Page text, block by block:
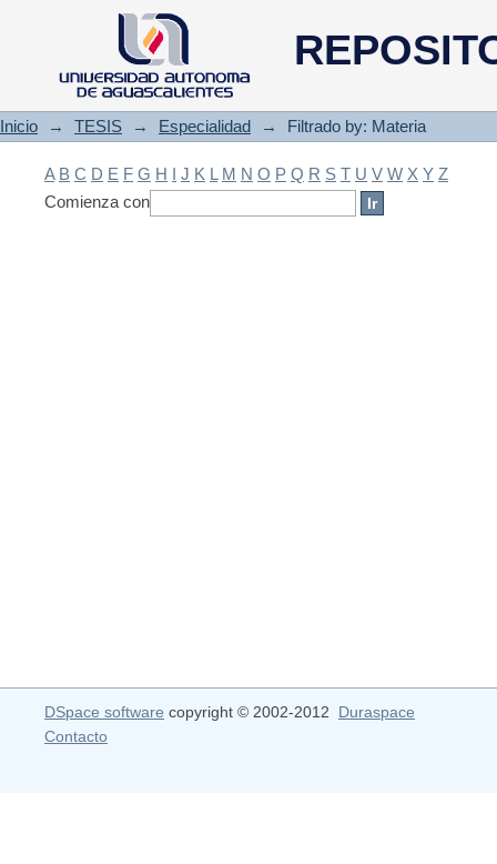
Filtrado by: Materia
Inicio → TESIS → Especialidad → Filtrado by: Materia
A B C D E F G H I J K L M N O P Q R S T U V W X Y Z
Comienza con
DSpace software copyright © 2002-2012 Duraspace
Contacto